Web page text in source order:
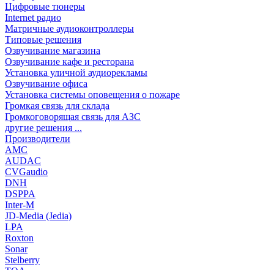
Цифровые тюнеры
Internet радио
Матричные аудиоконтроллеры
Типовые решения
Озвучивание магазина
Озвучивание кафе и ресторана
Установка уличной аудиорекламы
Озвучивание офиса
Установка системы оповещения о пожаре
Громкая связь для склада
Громкоговорящая связь для АЗС
другие решения ...
Производители
AMC
AUDAC
CVGaudio
DNH
DSPPA
Inter-M
JD-Media (Jedia)
LPA
Roxton
Sonar
Stelberry